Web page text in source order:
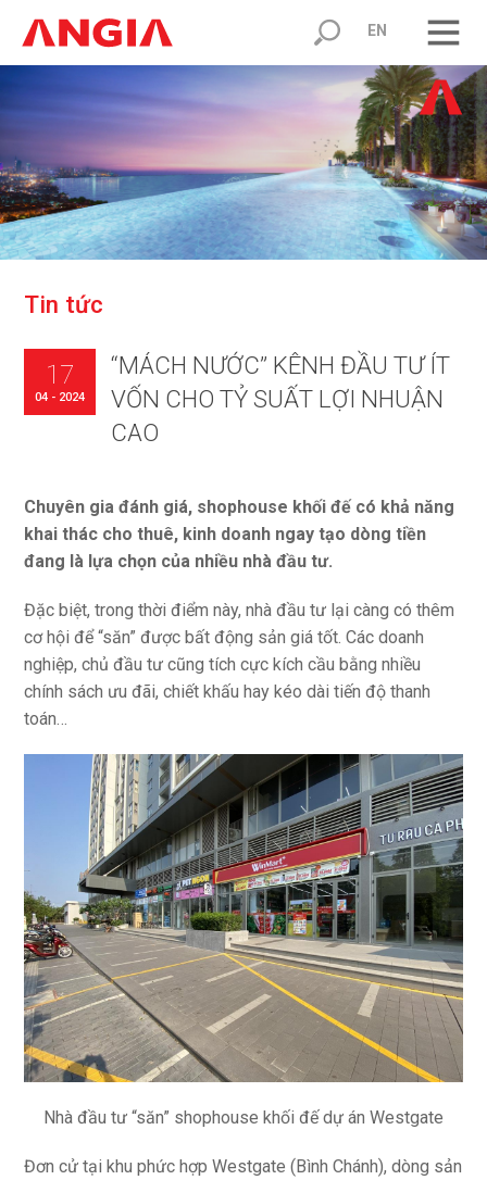
EN
Tin tức
“MÁCH NƯỚC” KÊNH ĐẦU TƯ ÍT
VỐN CHO TỶ SUẤT LỢI NHUẬN
CAO
17
04 - 2024
Chuyên gia đánh giá, shophouse khối đế có khả năng
khai thác cho thuê, kinh doanh ngay tạo dòng tiền
đang là lựa chọn của nhiều nhà đầu tư.
Đặc biệt, trong thời điểm này, nhà đầu tư lại càng có thêm
cơ hội để “săn” được bất động sản giá tốt. Các doanh
nghiệp, chủ đầu tư cũng tích cực kích cầu bằng nhiều
chính sách ưu đãi, chiết khấu hay kéo dài tiến độ thanh
toán…
Nhà đầu tư “săn” shophouse khối đế dự án Westgate
Đơn cử tại khu phức hợp Westgate (Bình Chánh), dòng sản